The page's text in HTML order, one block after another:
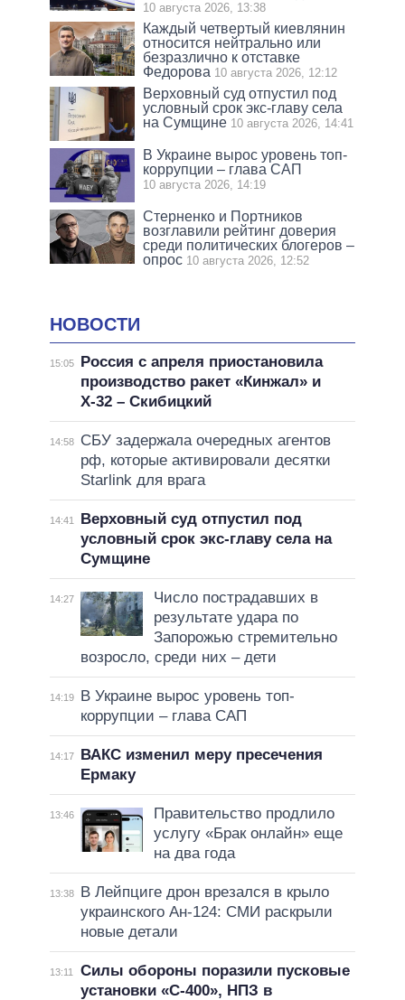
10 августа 2026, 13:38
Каждый четвертый киевлянин
относится нейтрально или
безразлично к отставке
Федорова 10 августа 2026, 12:12
Верховный суд отпустил под
условный срок экс-главу села
на Сумщине 10 августа 2026, 14:41
В Украине вырос уровень топ-
коррупции – глава САП
10 августа 2026, 14:19
Стерненко и Портников
возглавили рейтинг доверия
среди политических блогеров –
опрос 10 августа 2026, 12:52
НОВОСТИ
15:05
Россия с апреля приостановила
производство ракет «Кинжал» и
Х-32 – Скибицкий
14:58
СБУ задержала очередных агентов
рф, которые активировали десятки
Starlink для врага
14:41
Верховный суд отпустил под
условный срок экс-главу села на
Сумщине
14:27
Число пострадавших в
результате удара по
Запорожью стремительно
возросло, среди них – дети
14:19
В Украине вырос уровень топ-
коррупции – глава САП
14:17
ВАКС изменил меру пресечения
Ермаку
13:46
Правительство продлило
услугу «Брак онлайн» еще
на два года
13:38
В Лейпциге дрон врезался в крыло
украинского Ан-124: СМИ раскрыли
новые детали
13:11
Силы обороны поразили пусковые
установки «С-400», НПЗ в